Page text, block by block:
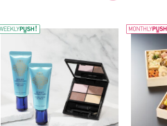
WEEKLY PUSH